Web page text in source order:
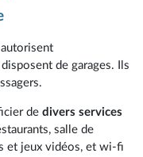
autorisent
de garages. Ils
de divers services
salle de
et jeux vidéos, et wi-fi